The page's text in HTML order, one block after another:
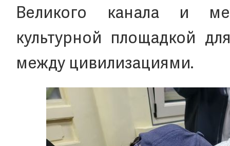
Великого канала и
культурной площадкой
между цивилизациями.